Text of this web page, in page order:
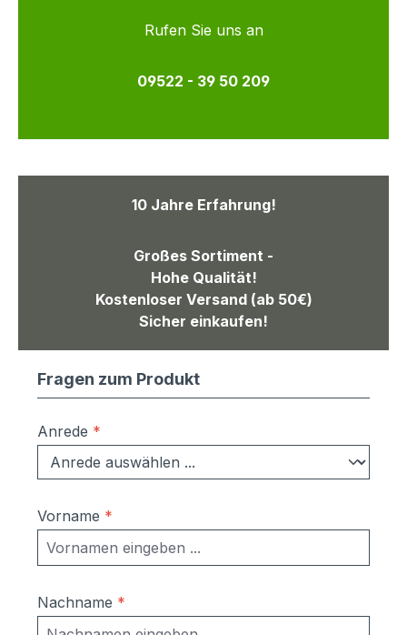
Rufen Sie uns an
09522 - 39 50 209
10 Jahre Erfahrung!
Großes Sortiment -
Hohe Qualität!
Kostenloser Versand (ab 50€)
Sicher einkaufen!
Fragen zum Produkt
Anrede *
Vorname *
Nachname *